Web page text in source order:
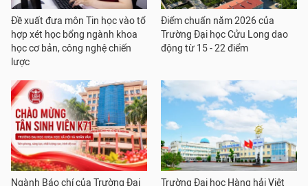
Đề xuất đưa môn Tin học vào tổ
hợp xét học bổng ngành khoa
học cơ bản, công nghệ chiến
lược
Điểm chuẩn năm 2026 của
Trường Đại học Cửu Long dao
động từ 15 - 22 điểm
Ngành Báo chí của Trường Đại
Trường Đại học Hàng hải Việt